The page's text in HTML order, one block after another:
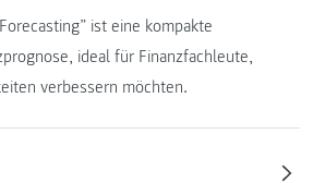
ist eine kompakte
ideal für Finanzfachleute,
verbessern möchten.